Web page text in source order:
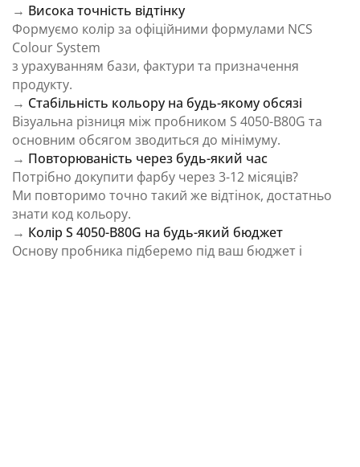
→ Висока точність відтінку
Формуємо колір за офіційними формулами NCS
Colour System
з урахуванням бази, фактури та призначення
продукту.
→ Стабільність кольору на будь-якому обсязі
Візуальна різниця між пробником S 4050-B80G та
основним обсягом зводиться до мінімуму.
→ Повторюваність через будь-який час
Потрібно докупити фарбу через 3-12 місяців?
Ми повторимо точно такий же відтінок, достатньо
знати код кольору.
→ Колір S 4050-B80G на будь-який бюджет
Основу пробника підберемо під ваш бюджет і